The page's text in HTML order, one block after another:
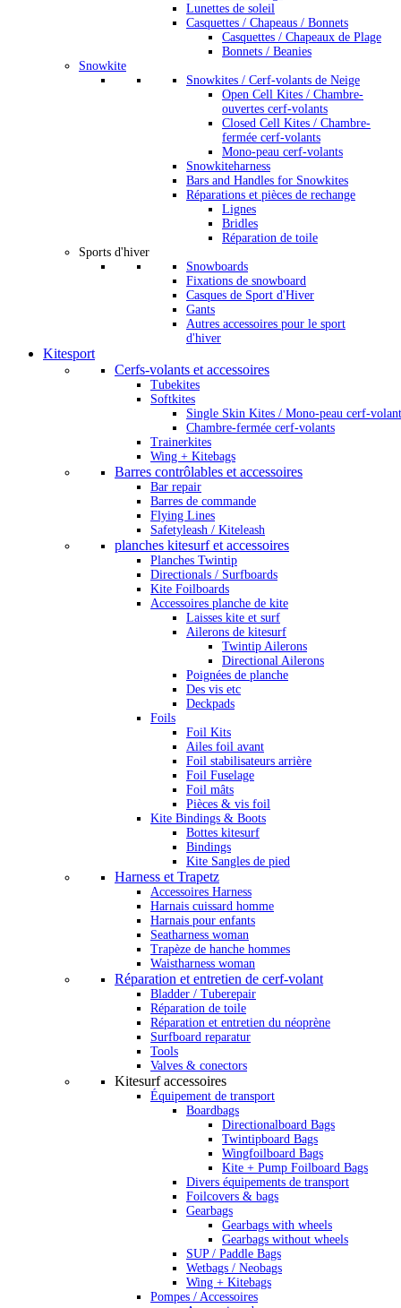
Lunettes de soleil
Casquettes / Chapeaus / Bonnets
Casquettes / Chapeaux de Plage
Bonnets / Beanies
Snowkite
Snowkites / Cerf-volants de Neige
Open Cell Kites / Chambre-
ouvertes cerf-volants
Closed Cell Kites / Chambre-
fermée cerf-volants
Mono-peau cerf-volants
Snowkiteharness
Bars and Handles for Snowkites
Réparations et pièces de rechange
Lignes
Bridles
Réparation de toile
Sports d'hiver
Snowboards
Fixations de snowboard
Casques de Sport d'Hiver
Gants
Autres accessoires pour le sport
d'hiver
Kitesport
Cerfs-volants et accessoires
Tubekites
Softkites
Single Skin Kites / Mono-peau cerf-
Chambre-fermée cerf-volants
Trainerkites
Wing + Kitebags
Barres contrôlables et accessoires
Bar repair
Barres de commande
Flying Lines
Safetyleash / Kiteleash
planches kitesurf et accessoires
Planches Twintip
Directionals / Surfboards
Kite Foilboards
Accessoires planche de kite
Laisses kite et surf
Ailerons de kitesurf
Twintip Ailerons
Directional Ailerons
Poignées de planche
Des vis etc
Deckpads
Foils
Foil Kits
Ailes foil avant
Foil stabilisateurs arrière
Foil Fuselage
Foil mâts
Pièces & vis foil
Kite Bindings & Boots
Bottes kitesurf
Bindings
Kite Sangles de pied
Harness et Trapetz
Accessoires Harness
Harnais cuissard homme
Harnais pour enfants
Seatharness woman
Trapèze de hanche hommes
Waistharness woman
Réparation et entretien de cerf-volant
Bladder / Tuberepair
Réparation de toile
Réparation et entretien du néoprène
Surfboard reparatur
Tools
Valves & conectors
Kitesurf accessoires
Équipement de transport
Boardbags
Directionalboard Bags
Twintipboard Bags
Wingfoilboard Bags
Kite + Pump Foilboard Bags
Divers équipements de transport
Foilcovers & bags
Gearbags
Gearbags with wheels
Gearbags without wheels
SUP / Paddle Bags
Wetbags / Neobags
Wing + Kitebags
Pompes / Accessoires